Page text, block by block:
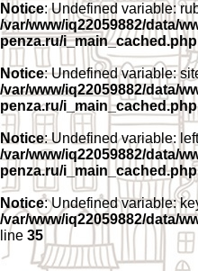
Notice: Undefined variable:
/var/www/iq22059882/data/
penza.ru/i_main_cached.php
Notice: Undefined variable:
/var/www/iq22059882/data/
penza.ru/i_main_cached.php
Notice: Undefined variable:
/var/www/iq22059882/data/
penza.ru/i_main_cached.php
Notice: Undefined variable:
/var/www/iq22059882/data/
line 35